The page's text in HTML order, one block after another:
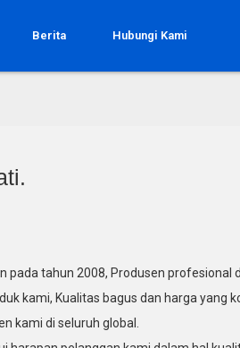
Berita Hubungi Kami
pada tahun 2008, Produsen profesional
kami, Kualitas bagus dan harga yang
kami di seluruh global.